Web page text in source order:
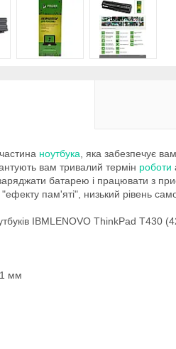
ноутбука , яка забезпечує
вам тривалий термін роботи
батарею і працювати з
пам'яті", низький рівень
IBMLENOVO ThinkPad T430
мм